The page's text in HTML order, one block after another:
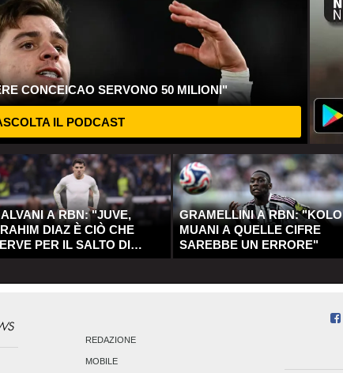
CONCEICAO SERVONO 50 MILIONI"
IL PODCAST
A RBN: "JUVE,
DIAZ È CIÒ CHE
PER IL SALTO DI
GRAMELLINI A RBN: "KOLO
MUANI A QUELLE CIFRE
SAREBBE UN ERRORE"
REDAZIONE
MOBILE